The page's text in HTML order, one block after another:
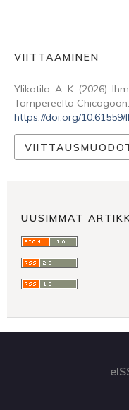
VIITTAAMINEN
Ylikotila, A.-K. (2026).
Tampereelta Chicagoon.
https://doi.org/10.61559/
UUSIMMAT